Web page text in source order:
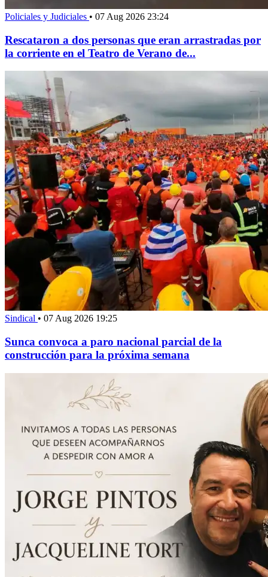
Policiales y Judiciales • 07 Aug 2026 23:24
Rescataron a dos personas que eran arrastradas por
la corriente en el Teatro de Verano de...
Sindical • 07 Aug 2026 19:25
Sunca convoca a paro nacional parcial de la
construcción para la próxima semana